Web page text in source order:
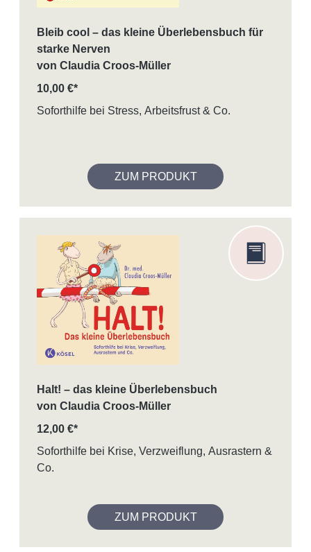
Bleib cool – das kleine Überlebensbuch für
starke Nerven
von Claudia Croos-Müller
10,00 €*
Soforthilfe bei Stress, Arbeitsfrust & Co.
ZUM PRODUKT
Halt! – das kleine Überlebensbuch
von Claudia Croos-Müller
12,00 €*
Soforthilfe bei Krise, Verzweiflung, Ausrastern &
Co.
ZUM PRODUKT